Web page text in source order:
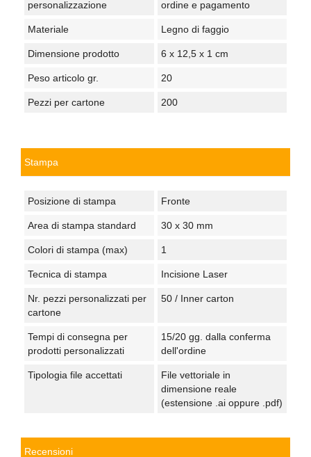
personalizzazione ordine e pagamento
Materiale Legno di faggio
Dimensione prodotto 6 x 12,5 x 1 cm
Peso articolo gr. 20
Pezzi per cartone 200
Stampa
Posizione di stampa Fronte
Area di stampa standard 30 x 30 mm
Colori di stampa (max) 1
Tecnica di stampa Incisione Laser
Nr. pezzi personalizzati per
cartone
50 / Inner carton
Tempi di consegna per
prodotti personalizzati
15/20 gg. dalla conferma
dell'ordine
Tipologia file accettati
File vettoriale in
dimensione reale
(estensione .ai oppure .pdf)
Recensioni